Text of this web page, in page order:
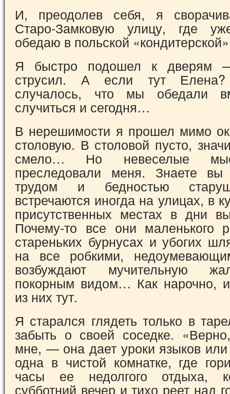
И, преодолев себя, я
Старо-Замковую улицу, где
обедаю в польской
Я быстро подошел к дверям
струсил. А если тут
случалось, что мы обедали
случиться и сегодня…
В нерешимости я прошел мимо
столовую. В столовой пусто,
смело… Но невеселые
преследовали меня. Знаете вы
трудом и бедностью
встречаются иногда на улицах, в
присутственных местах в дни
Почему-то все они маленького
стареньких бурнусах и убогих
на все робкими,
возбуждают мучительную
покорным видом… Как нарочно,
из них тут.
Я старался глядеть только в
забыть о своей соседке.
мне, — она дает уроки языков
одна в чистой комнатке, где
часы ее недолгого отдыха,
субботний вечер и тихо реет над